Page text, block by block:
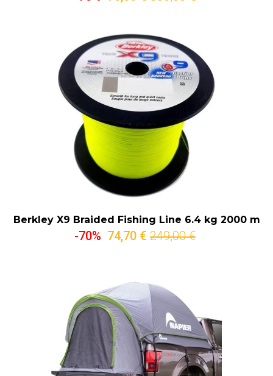
Berkley X9 Braided Fishing Line 6.4 kg 2000 m
-70% 74,70 € 249,00 €